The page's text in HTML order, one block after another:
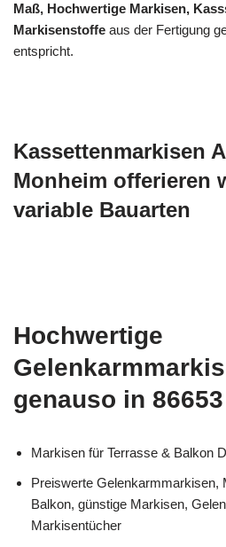
Maß, Hochwertige Markisen,
Markisenstoffe aus der Fertigung
entspricht.
Kassettenmarkisen
Monheim offerieren
variable Bauarten
Hochwertige
genauso in
Markisen für Terrasse & Balkon
Preiswerte Gelenkarmmarkisen,
Balkon, günstige Markisen,
Markisentücher